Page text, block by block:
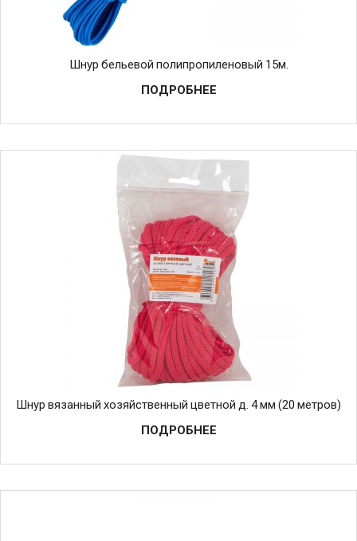
Шнур бельевой полипропиленовый 15м.
ПОДРОБНЕЕ
Шнур вязанный хозяйственный цветной д. 4 мм (20 метров)
ПОДРОБНЕЕ